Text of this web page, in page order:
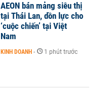
AEON bán mảng siêu thị
tại Thái Lan, dồn lực cho
‘cuộc chiến’ tại Việt
Nam
KINH DOANH - 1 phút trước